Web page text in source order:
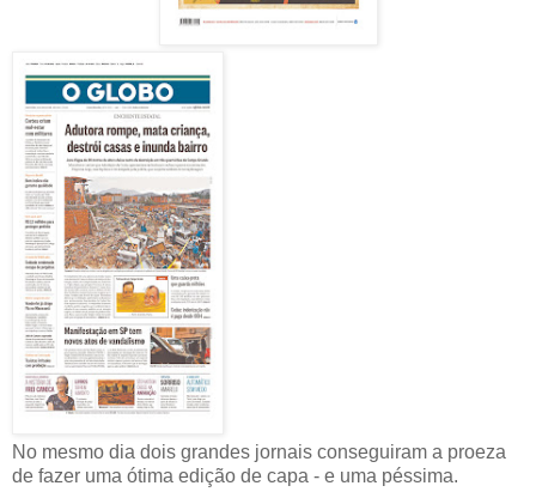
No mesmo dia dois grandes jornais conseguiram a proeza
de fazer uma ótima edição de capa - e uma péssima.